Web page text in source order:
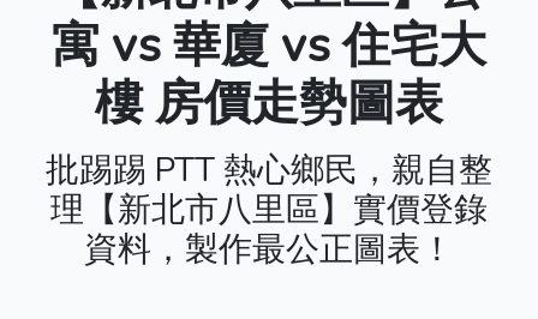
寓 vs 華廈 vs 住宅大
樓 房價走勢圖表
批踢踢 PTT 熱心鄉民，親自整
理【新北市八里區】實價登錄
資料，製作最公正圖表！